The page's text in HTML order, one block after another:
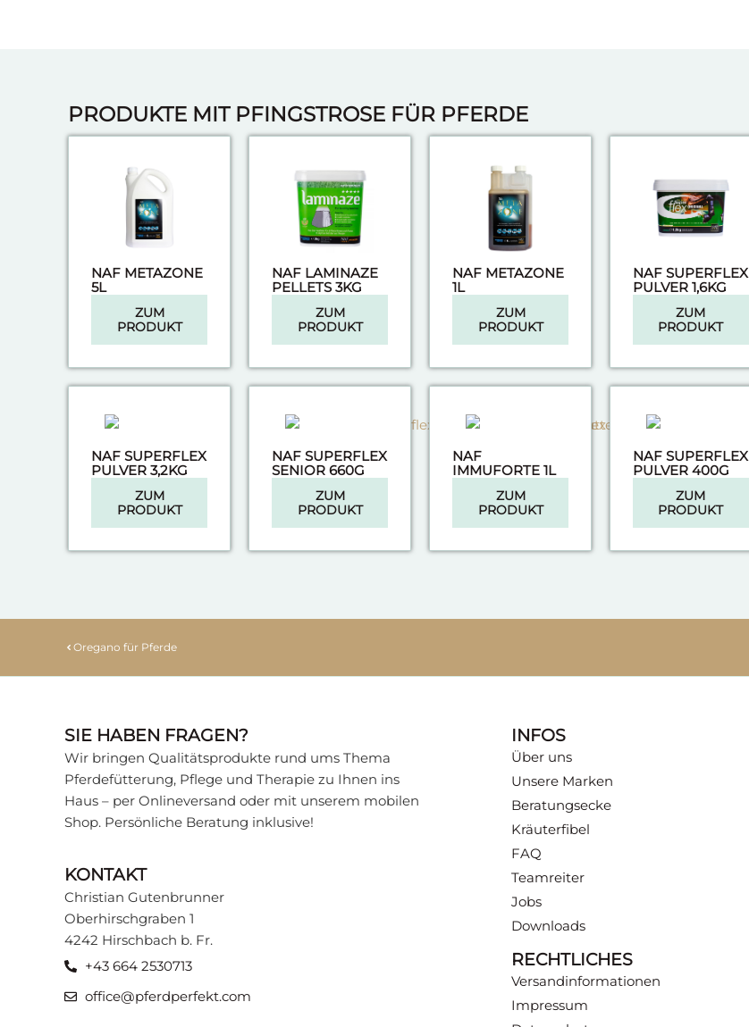
PRODUKTE MIT PFINGSTROSE FÜR PFERDE
NAF METAZONE
5L
ZUM
PRODUKT
NAF LAMINAZE
PELLETS 3KG
ZUM
PRODUKT
NAF METAZONE
1L
ZUM
PRODUKT
NAF SUPERFLEX
PULVER 1,6KG
ZUM
PRODUKT
NAF SUPERFLEX
PULVER 3,2KG
ZUM
PRODUKT
NAF SUPERFLEX
SENIOR 660G
ZUM
PRODUKT
NAF
IMMUFORTE 1L
ZUM
PRODUKT
NAF SUPERFLEX
PULVER 400G
ZUM
PRODUKT
Oregano für Pferde
SIE HABEN FRAGEN?
Wir bringen Qualitätsprodukte rund ums Thema
Pferdefütterung, Pflege und Therapie zu Ihnen ins
Haus – per Onlineversand oder mit unserem mobilen
Shop. Persönliche Beratung inklusive!
KONTAKT
Christian Gutenbrunner
Oberhirschgraben 1
4242 Hirschbach b. Fr.
+43 664 2530713
office@pferdperfekt.com
INFOS
Über uns
Unsere Marken
Beratungsecke
Kräuterfibel
FAQ
Teamreiter
Jobs
Downloads
RECHTLICHES
Versandinformationen
Impressum